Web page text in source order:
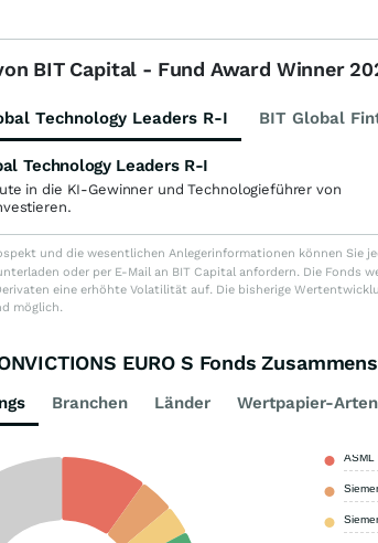
BIT Capital - Fund Award Winner
Technology Leaders R-I BIT Global
Technology Leaders R-I
in die KI-Gewinner und Technologieführer von
und die wesentlichen Anlegerinformationen können Sie
oder per E-Mail an BIT Capital anfordern. Die Fonds
eine erhöhte Volatilität auf. Die bisherige
möglich.
EURO S Fonds
Branchen Länder Wertpapier-Arten
ASML